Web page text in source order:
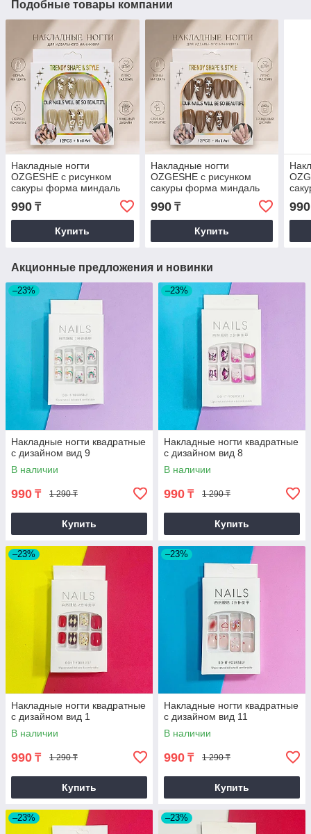
Подобные товары компании
Накладные ногти
OZGESHE с рисунком
сакуры форма миндаль
990 ₸
Купить
Накладные ногти
OZGESHE с рисунком
сакуры форма миндаль
990₸
Купить
990
Акционные предложения и новинки
–23%
Накладные ногти квадратные
с дизайном вид 9
В наличии
990 ₸ 1 290 ₸
Купить
–23%
Накладные ногти квадратные
с дизайном вид 8
В наличии
990 ₸ 1 290 ₸
Купить
–23%
Накладные ногти квадратные
с дизайном вид 1
В наличии
990 ₸ 1 290 ₸
Купить
–23%
Накладные ногти квадратные
с дизайном вид 11
В наличии
990 ₸ 1 290 ₸
Купить
–23% –23%